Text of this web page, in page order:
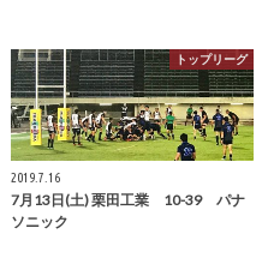
トップリーグ
2019.7.16
7月13日(土) 栗田工業 10-39 パナ
ソニック